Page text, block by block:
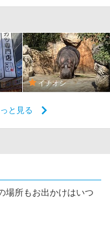
イチオシ
と見る
場所もお出かけはいつ